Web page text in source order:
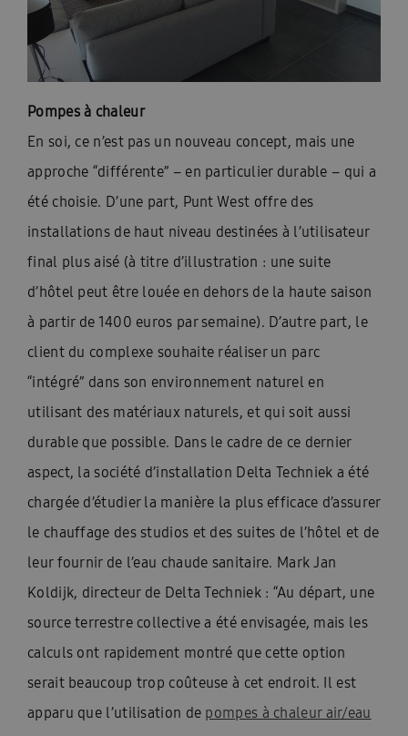
Pompes à chaleur
En soi, ce n’est pas un nouveau concept, mais une
approche “différente” – en particulier durable – qui a
été choisie. D’une part, Punt West offre des
installations de haut niveau destinées à l’utilisateur
final plus aisé (à titre d’illustration : une suite
d’hôtel peut être louée en dehors de la haute saison
à partir de 1400 euros par semaine). D’autre part, le
client du complexe souhaite réaliser un parc
“intégré” dans son environnement naturel en
utilisant des matériaux naturels, et qui soit aussi
durable que possible. Dans le cadre de ce dernier
aspect, la société d’installation Delta Techniek a été
chargée d’étudier la manière la plus efficace d’assurer
le chauffage des studios et des suites de l’hôtel et de
leur fournir de l’eau chaude sanitaire. Mark Jan
Koldijk, directeur de Delta Techniek : “Au départ, une
source terrestre collective a été envisagée, mais les
calculs ont rapidement montré que cette option
serait beaucoup trop coûteuse à cet endroit. Il est
apparu que l’utilisation de pompes à chaleur air/eau